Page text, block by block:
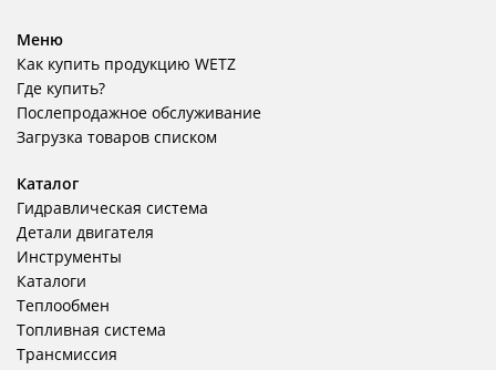
Меню
Как купить продукцию WETZ
Где купить?
Послепродажное обслуживание
Загрузка товаров списком
Каталог
Гидравлическая система
Детали двигателя
Инструменты
Каталоги
Теплообмен
Топливная система
Трансмиссия